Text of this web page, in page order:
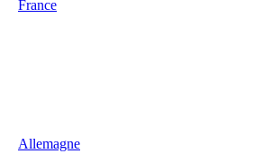
France
Allemagne